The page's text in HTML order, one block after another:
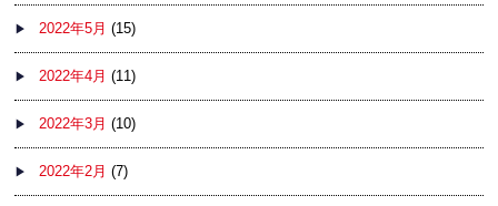
2022年5月 (15)
2022年4月 (11)
2022年3月 (10)
2022年2月 (7)